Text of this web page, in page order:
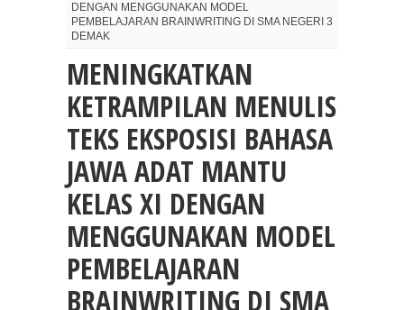
DENGAN MENGGUNAKAN MODEL
PEMBELAJARAN BRAINWRITING DI SMA NEGERI 3
DEMAK
MENINGKATKAN
KETRAMPILAN MENULIS
TEKS EKSPOSISI BAHASA
JAWA ADAT MANTU
KELAS XI DENGAN
MENGGUNAKAN MODEL
PEMBELAJARAN
BRAINWRITING DI SMA